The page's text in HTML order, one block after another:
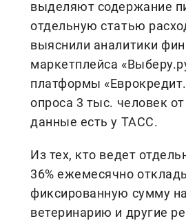
выделяют содержание
отдельную статью
выяснили аналитики
маркетплейса
платформы
опроса 3 тыс. человек
данные есть у ТАСС.
Из тех, кто ведет
36% ежемесячно
фиксированную сумму
ветеринарию и другие